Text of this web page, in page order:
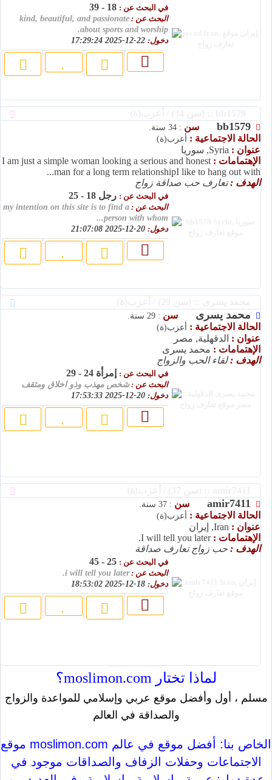
في البحث عن :
البحث عن : kind, beautiful, and passionate
about sports and worship.
دخول:
bb1579 سن : 34 سنة.
الحالة الاجتماعية : أعزب(ة)
عنوان : Syria, سوريا
الإهتمامات : I am just a simple woman looking a serious and honest
man for a long term relationshipI like to hang out with...
الهدف :تعارف حب صداقة زواج
في البحث عن : رجل 18 - 25
البحث عن : my intention on this site is to find a
person with whom...
دخول:
محمد يسرى سن : 29 سنة.
الحالة الاجتماعية : أعزب(ة)
عنوان : الدقهلية, مصر
الإهتمامات : محمد يسرى
الهدف :لقاء الحب والزواج
في البحث عن : إمرأة 24 - 29
البحث عن :شخص مهذب وذو اخلاق ومثقف
دخول:
amir7411 سن : 37 سنة.
الحالة الاجتماعية : أعزب(ة)
عنوان : Iran, إيران
الإهتمامات :I will tell you later.
الهدف : حب زواج تعارف صداقة
في البحث عن :
البحث عن :i will tell you later.
دخول:
لماذا تختار moslimon.com؟
مسلم ، أول وأفضل موقع عربي وإسلامي للمواعدة والزواج
والصداقة في العالم
موقع moslimon.com الخاص بنا: أفضل موقع في عالم
الاجتماعات وحفلات الزفاف والصداقات موجود في